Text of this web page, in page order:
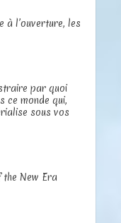
à l’ouverture, les
par quoi
ce monde qui,
sous vos
New Era